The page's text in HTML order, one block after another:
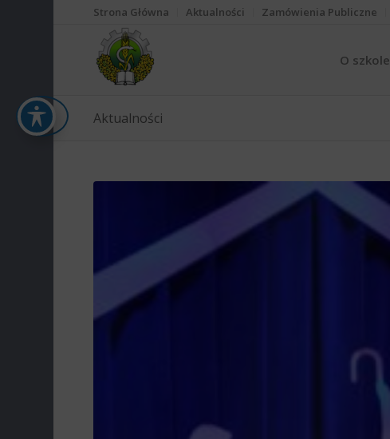
Strona Główna Aktualności Zamówienia Publiczne
O szkole
Aktualności